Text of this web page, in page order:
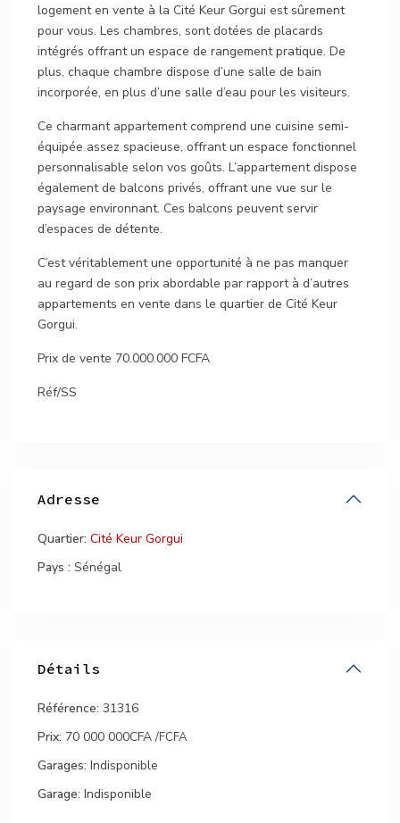
logement en vente à la Cité Keur Gorgui est sûrement
pour vous. Les chambres, sont dotées de placards
intégrés offrant un espace de rangement pratique. De
plus, chaque chambre dispose d’une salle de bain
incorporée, en plus d’une salle d’eau pour les visiteurs.
Ce charmant appartement comprend une cuisine semi-
équipée assez spacieuse, offrant un espace fonctionnel
personnalisable selon vos goûts. L’appartement dispose
également de balcons privés, offrant une vue sur le
paysage environnant. Ces balcons peuvent servir
d’espaces de détente.
C’est véritablement une opportunité à ne pas manquer
au regard de son prix abordable par rapport à d’autres
appartements en vente dans le quartier de Cité Keur
Gorgui.
Prix de vente 70.000.000 FCFA
Réf/SS
Adresse
Quartier: Cité Keur Gorgui
Pays : Sénégal
Détails
Référence: 31316
Prix: 70 000 000CFA /FCFA
Garages: Indisponible
Garage: Indisponible